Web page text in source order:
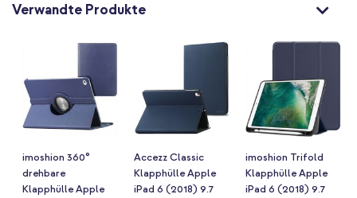
Verwandte Produkte
imoshion 360°
drehbare
Klapphülle Apple
Accezz Classic
Klapphülle Apple
iPad 6 (2018) 9.7
imoshion Trifold
Klapphülle Apple
iPad 6 (2018) 9.7